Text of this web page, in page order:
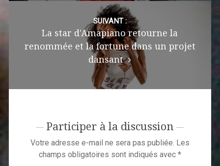
SUIVANT :
La star d'Amapiano retourne la
renommée et la fortune dans un projet
dansant
Participer à la discussion
Votre adresse e-mail ne sera pas publiée. Les
champs obligatoires sont indiqués avec *